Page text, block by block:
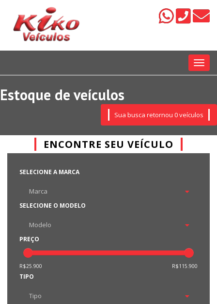
Menu
Estoque de veículos
Sua busca retornou 0 veículos
ENCONTRE SEU VEÍCULO
SELECIONE A MARCA
SELECIONE O MODELO
PREÇO
R$25.900 R$115.900
TIPO